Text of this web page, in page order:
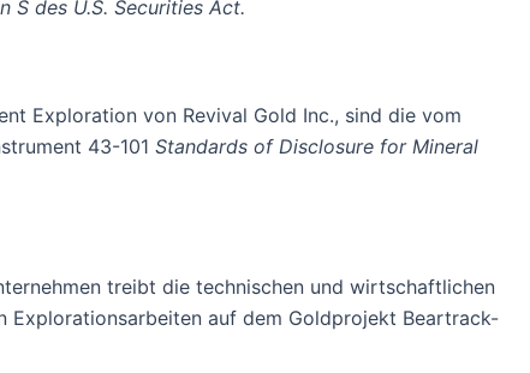
S des U.S. Securities Act.
Exploration von Revival Gold Inc., sind die vom
43-101 Standards of Disclosure for Mineral
treibt die technischen und wirtschaftlichen
Explorationsarbeiten auf dem Goldprojekt Beartrack-